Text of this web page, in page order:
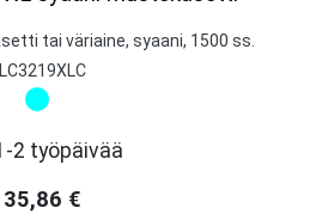
tai väriaine, syaani, 1500 ss.
LC3219XLC
2 työpäivää
35,86 €